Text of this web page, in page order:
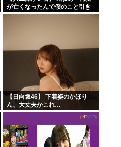
が亡くなったんで僕のこと引き
取ってほしいんですけど！」な
【日向坂46】 下着姿のかほり
ん、大丈夫かこれ…